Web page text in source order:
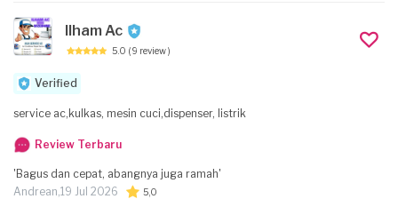
Ilham Ac
5.0 ( 9 review )
Verified
service ac,kulkas, mesin cuci,dispenser, listrik
Review Terbaru
'Bagus dan cepat, abangnya juga ramah'
Andrean,19 Jul 2026 5,0